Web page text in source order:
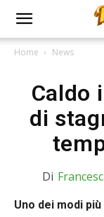
Home News
Caldo
di
Di
Uno dei modi